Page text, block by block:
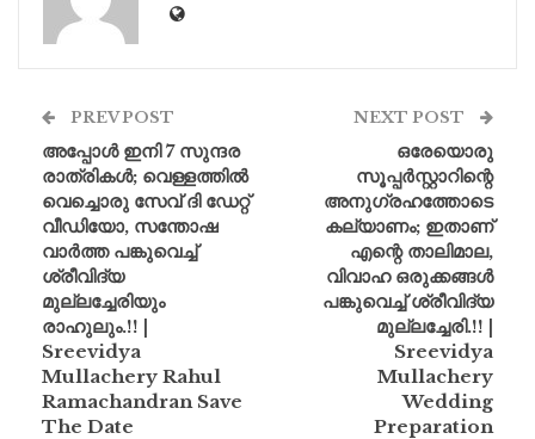
PREV POST
അപ്പോൾ ഇനി 7 സുന്ദര
രാത്രികൾ; വെള്ളത്തിൽ
വെച്ചൊരു സേവ് ദി ഡേറ്റ്
വീഡിയോ, സന്തോഷ
വാർത്ത പങ്കുവെച്ച്
ശ്രീവിദ്യ
മുല്ലച്ചേരിയും
രാഹുലും.!! |
Sreevidya
Mullachery Rahul
Ramachandran Save
The Date
NEXT POST
ഒരേയൊരു
സൂപ്പർസ്റ്റാറിന്റെ
അനുഗ്രഹത്തോടെ
കല്യാണം; ഇതാണ്
എന്റെ താലിമാല,
വിവാഹ ഒരുക്കങ്ങൾ
പങ്കുവെച്ച് ശ്രീവിദ്യ
മുല്ലച്ചേരി.!! |
Sreevidya
Mullachery
Wedding
Preparation